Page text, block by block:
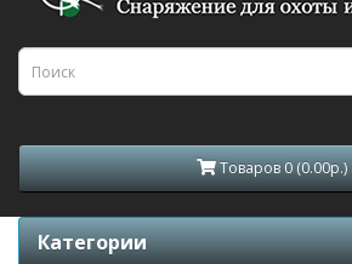
Товаров 0 (0.00р.)
Категории